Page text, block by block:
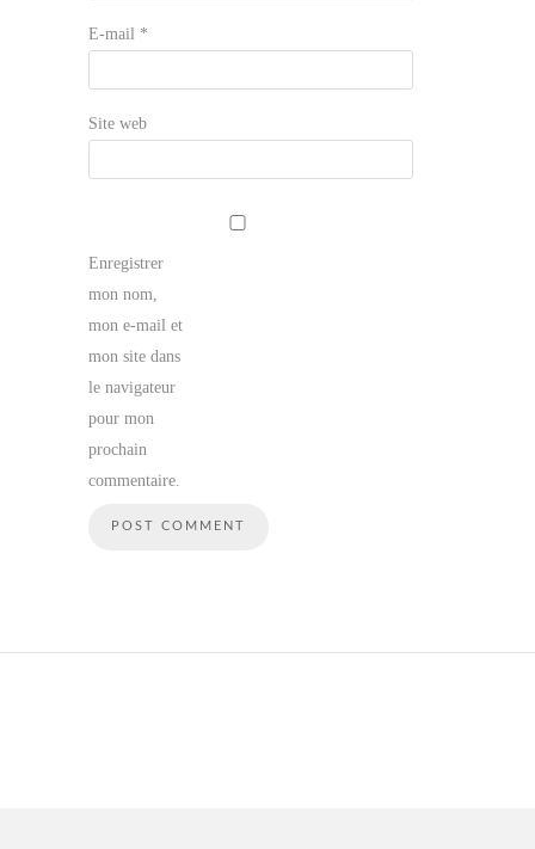
E-mail *
Site web
Enregistrer
mon nom,
mon e-mail et
mon site dans
le navigateur
pour mon
prochain
commentaire.